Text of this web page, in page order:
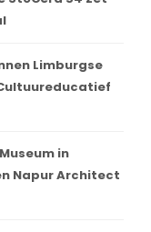
Limburgse
in
Napur Architect